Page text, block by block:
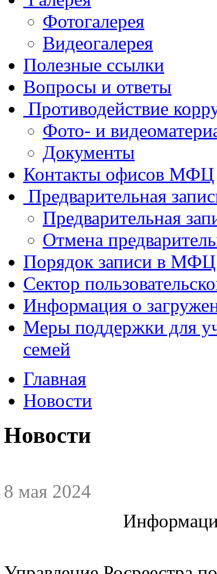
Фотогалерея
Видеогалерея
Полезные ссылки
Вопросы и ответы
Противодействие
Фото- и
Документы
Контакты офисов МФЦ
Предварительная
Предварительная
Отмена
Порядок записи в МФЦ
Сектор
Информация о
Меры поддержки для
семей
Главная
Новости
Новости
8 мая 2024